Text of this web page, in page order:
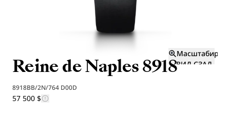
ВИД СЗАД
Reine de Naples 8918
8918BB/2N/764 D00D
57 500 $